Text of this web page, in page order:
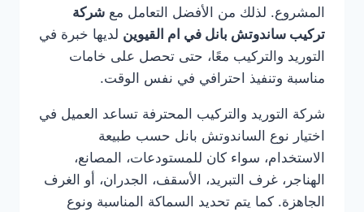
المشروع. لذلك من الأفضل التعامل مع شركة
تركيب ساندوتش بانل في ام القيوين لديها خبرة في
التوريد والتركيب معًا، حتى تحصل على خامات
مناسبة وتنفيذ احترافي في نفس الوقت.
شركة التوريد والتركيب المحترفة تساعد العميل في
اختيار نوع الساندوتش بانل حسب طبيعة
الاستخدام، سواء كان للمستودعات، المصانع،
الهناجر، غرف التبريد، الأسقف، الجدران، أو الغرف
الجاهزة. كما يتم تحديد السماكة المناسبة ونوع